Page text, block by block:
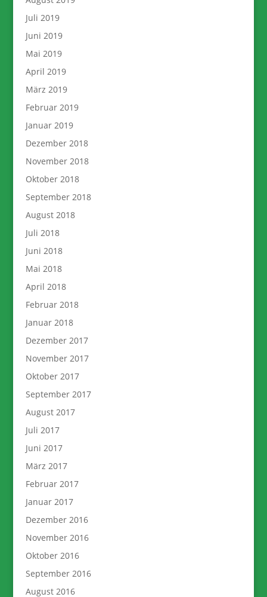
Juli 2019
Juni 2019
Mai 2019
April 2019
März 2019
Februar 2019
Januar 2019
Dezember 2018
November 2018
Oktober 2018
September 2018
August 2018
Juli 2018
Juni 2018
Mai 2018
April 2018
Februar 2018
Januar 2018
Dezember 2017
November 2017
Oktober 2017
September 2017
August 2017
Juli 2017
Juni 2017
März 2017
Februar 2017
Januar 2017
Dezember 2016
November 2016
Oktober 2016
September 2016
August 2016